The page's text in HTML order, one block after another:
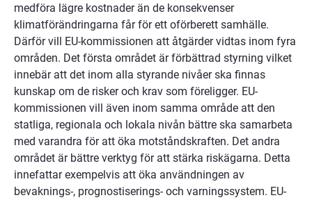
medföra lägre kostnader än de konsekvenser
klimatförändringarna får för ett oförberett samhälle.
Därför vill EU-kommissionen att åtgärder vidtas inom fyra
områden. Det första området är förbättrad styrning vilket
innebär att det inom alla styrande nivåer ska finnas
kunskap om de risker och krav som föreligger. EU-
kommissionen vill även inom samma område att den
statliga, regionala och lokala nivån bättre ska samarbeta
med varandra för att öka motståndskraften. Det andra
området är bättre verktyg för att stärka riskägarna. Detta
innefattar exempelvis att öka användningen av
bevaknings-, prognostiserings- och varningssystem. EU-